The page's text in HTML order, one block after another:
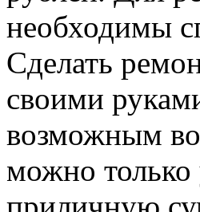
необходимы
Сделать
своими
возможным
можно только